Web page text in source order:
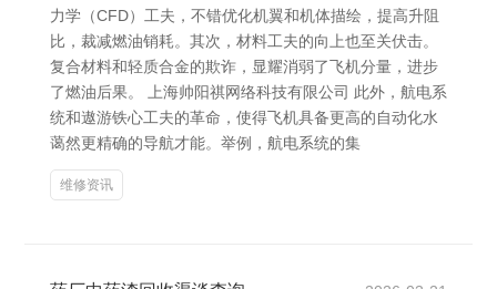
力学（CFD）工夫，不错优化机翼和机体描绘，提高升阻
比，裁减燃油销耗。其次，材料工夫的向上也至关伏击。
复合材料和轻质合金的欺诈，显耀消弱了飞机分量，进步
了燃油后果。 上海帅阳祺网络科技有限公司 此外，航电系
统和遨游铁心工夫的革命，使得飞机具备更高的自动化水
蔼然更精确的导航才能。举例，航电系统的集
维修资讯